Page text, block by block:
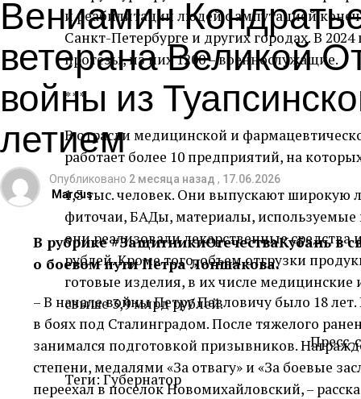
и реабилитации людей с ампутацией
Санкт-Петербурге и других городах. В
протезы, из них 1200 – военнослужащие.
***
В отрасли медицинской и
работает более 10 предприятий, на
1,3 тыс. человек. Они выпускают широкую
фиточаи, БАДы, материалы, используемые
они реализовали лекарственные
рублей. Кроме того, объем отгрузки
готовые изделия, в их числе
свыше 3,9 млрд рублей.
Пресс-
Теги: Губернатор
Вениамин
ветерана Великой
войны из
летием
Опубликовано 2 месяца назад , 17.06.2026
Marcus
В рубрике #ЗащитникиОтечестваКубань в
о боевом пути Петра Лоншакова.
– В начале войны Петру Павловичу было 18
в боях под Сталинградом. После тяжелого
занимался подготовкой призывников.
степени, медалями «За отвагу» и «За боевые
переехал в поселок Новомихайловский, –